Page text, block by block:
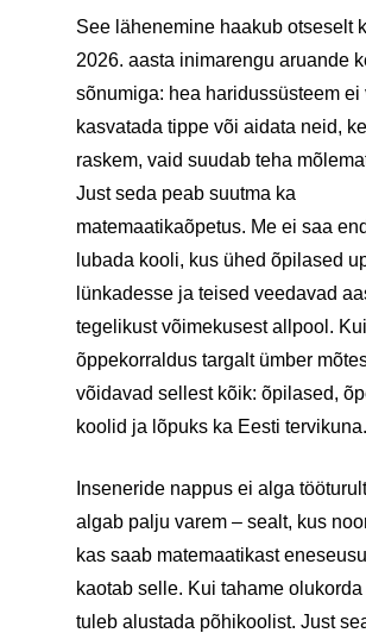
See lähenemine haakub otseselt
2026. aasta inimarengu aruande
sõnumiga: hea haridussüsteem ei
kasvatada tippe või aidata neid,
raskem, vaid suudab teha
Just seda peab suutma ka
matemaatikaõpetus. Me ei saa
lubada kooli, kus ühed õpilased
lünkadesse ja teised veedavad
tegelikust võimekusest allpool. Kui
õppekorraldus targalt ümber
võidavad sellest kõik: õpilased,
koolid ja lõpuks ka Eesti tervikuna.
Inseneride nappus ei alga
algab palju varem – sealt, kus
kas saab matemaatikast
kaotab selle. Kui tahame olukorda
tuleb alustada põhikoolist. Just